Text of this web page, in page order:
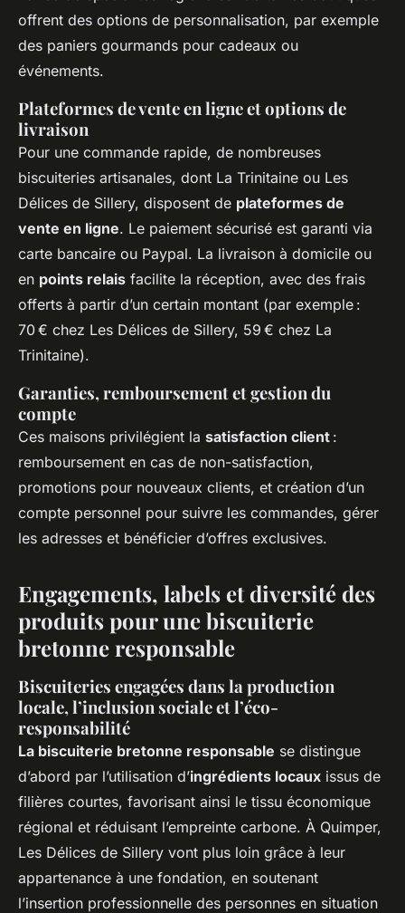
offrent des options de personnalisation, par exemple
des paniers gourmands pour cadeaux ou
événements.
Plateformes de vente en ligne et options de
livraison
Pour une commande rapide, de nombreuses
biscuiteries artisanales, dont La Trinitaine ou Les
Délices de Sillery, disposent de plateformes de
vente en ligne. Le paiement sécurisé est garanti via
carte bancaire ou Paypal. La livraison à domicile ou
en points relais facilite la réception, avec des frais
offerts à partir d’un certain montant (par exemple :
70 € chez Les Délices de Sillery, 59 € chez La
Trinitaine).
Garanties, remboursement et gestion du
compte
Ces maisons privilégient la satisfaction client :
remboursement en cas de non-satisfaction,
promotions pour nouveaux clients, et création d’un
compte personnel pour suivre les commandes, gérer
les adresses et bénéficier d’offres exclusives.
Engagements, labels et diversité des
produits pour une biscuiterie
bretonne responsable
Biscuiteries engagées dans la production
locale, l’inclusion sociale et l’éco-
responsabilité
La biscuiterie bretonne responsable se distingue
d’abord par l’utilisation d’ingrédients locaux issus de
filières courtes, favorisant ainsi le tissu économique
régional et réduisant l’empreinte carbone. À Quimper,
Les Délices de Sillery vont plus loin grâce à leur
appartenance à une fondation, en soutenant
l’insertion professionnelle des personnes en situation